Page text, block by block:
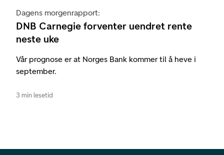
Dagens morgenrapport:
DNB Carnegie forventer uendret rente
neste uke
Vår prognose er at Norges Bank kommer til å heve i
september.
3 min lesetid